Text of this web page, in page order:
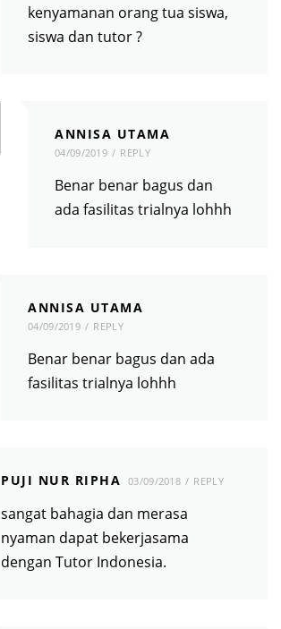
kenyamanan orang tua siswa,
siswa dan tutor ?
ANNISA UTAMA
04/09/2019 REPLY
Benar benar bagus dan
ada fasilitas trialnya lohhh
ANNISA UTAMA
04/09/2019 REPLY
Benar benar bagus dan ada
fasilitas trialnya lohhh
PUJI NUR RIPHA 03/09/2018 REPLY
sangat bahagia dan merasa
nyaman dapat bekerjasama
dengan Tutor Indonesia.